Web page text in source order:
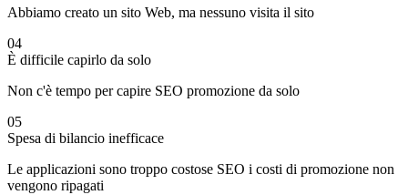
Abbiamo creato un sito Web, ma nessuno visita il sito
04
È difficile capirlo da solo
Non c'è tempo per capire SEO promozione da solo
05
Spesa di bilancio inefficace
Le applicazioni sono troppo costose SEO i costi di promozione non
vengono ripagati